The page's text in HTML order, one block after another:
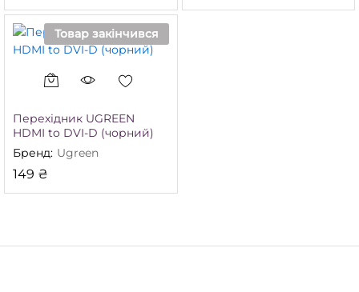
Товар закінчився
Перехідник UGREEN
HDMI to DVI-D (чорний)
Бренд: Ugreen
149 ₴